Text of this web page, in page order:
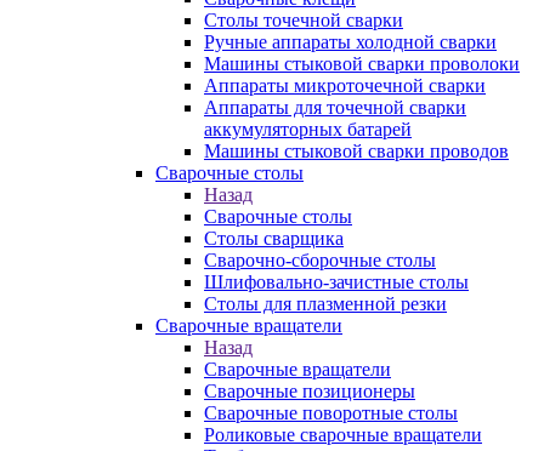
Столы точечной сварки
Ручные аппараты холодной сварки
Машины стыковой сварки проволоки
Аппараты микроточечной сварки
Аппараты для точечной сварки
аккумуляторных батарей
Машины стыковой сварки проводов
Сварочные столы
Назад
Сварочные столы
Столы сварщика
Сварочно-сборочные столы
Шлифовально-зачистные столы
Столы для плазменной резки
Сварочные вращатели
Назад
Сварочные вращатели
Сварочные позиционеры
Сварочные поворотные столы
Роликовые сварочные вращатели